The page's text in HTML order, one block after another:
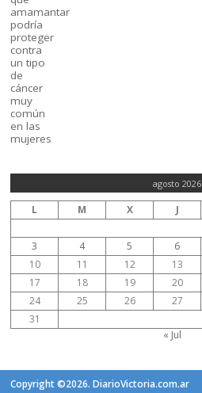
agosto 2026
L M X J
3
4 5 6
10
11 12 13
17
18 19 20
24
25 26 27
31
« Jul
Copyright ©2026. DiarioVictoria.com.ar